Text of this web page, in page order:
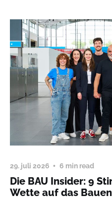
29. juli 2026 6 min read
Die BAU Insider: 9
Wette auf das